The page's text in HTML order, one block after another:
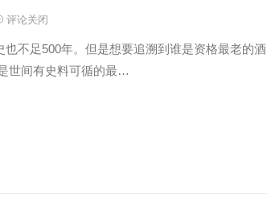
评论关闭
也不足500年。但是想要追溯到谁是资格最老的酒
世间有史料可循的最…